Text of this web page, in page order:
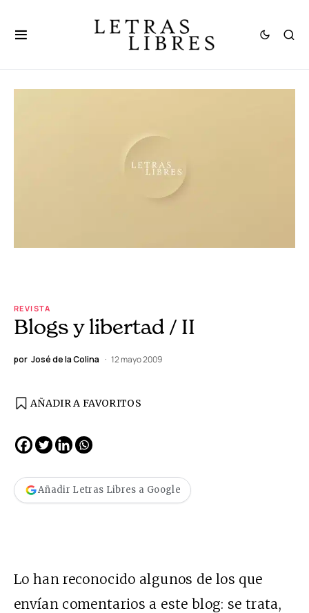
REVISTA
Blogs y libertad / II
por José de la Colina 12 mayo 2009
AÑADIR A FAVORITOS
Añadir Letras Libres a Google
Lo han reconocido algunos de los que
envían comentarios a este blog: se trata,